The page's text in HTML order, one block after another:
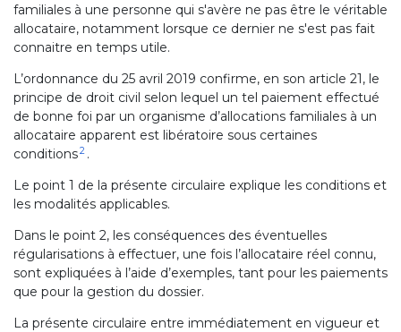
familiales à une personne qui s'avère ne pas être le véritable
allocataire, notamment lorsque ce dernier ne s'est pas fait
connaitre en temps utile.
L’ordonnance du 25 avril 2019 confirme, en son article 21, le
principe de droit civil selon lequel un tel paiement effectué
de bonne foi par un organisme d’allocations familiales à un
allocataire apparent est libératoire sous certaines
conditions2 .
Le point 1 de la présente circulaire explique les conditions et
les modalités applicables.
Dans le point 2, les conséquences des éventuelles
régularisations à effectuer, une fois l’allocataire réel connu,
sont expliquées à l’aide d’exemples, tant pour les paiements
que pour la gestion du dossier.
La présente circulaire entre immédiatement en vigueur et